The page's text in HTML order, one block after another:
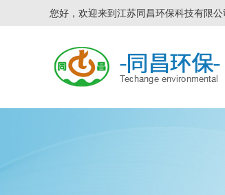
您好，欢迎来到江苏同昌环保科技有限公